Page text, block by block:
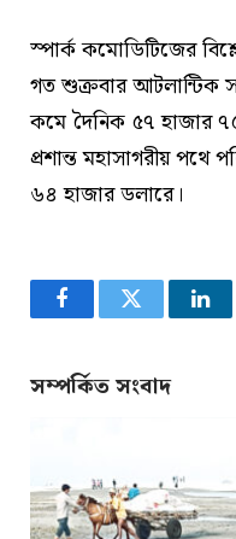
স্পার্ক কমোডিটিজের
গত শুক্রবার আটলান্টিক
কমে দৈনিক ৫৭ হাজার
প্রশান্ত মহাসাগরীয় পথে
৬৪ হাজার ডলারে।
FacebookTwitter
সম্পর্কিত সংবাদ